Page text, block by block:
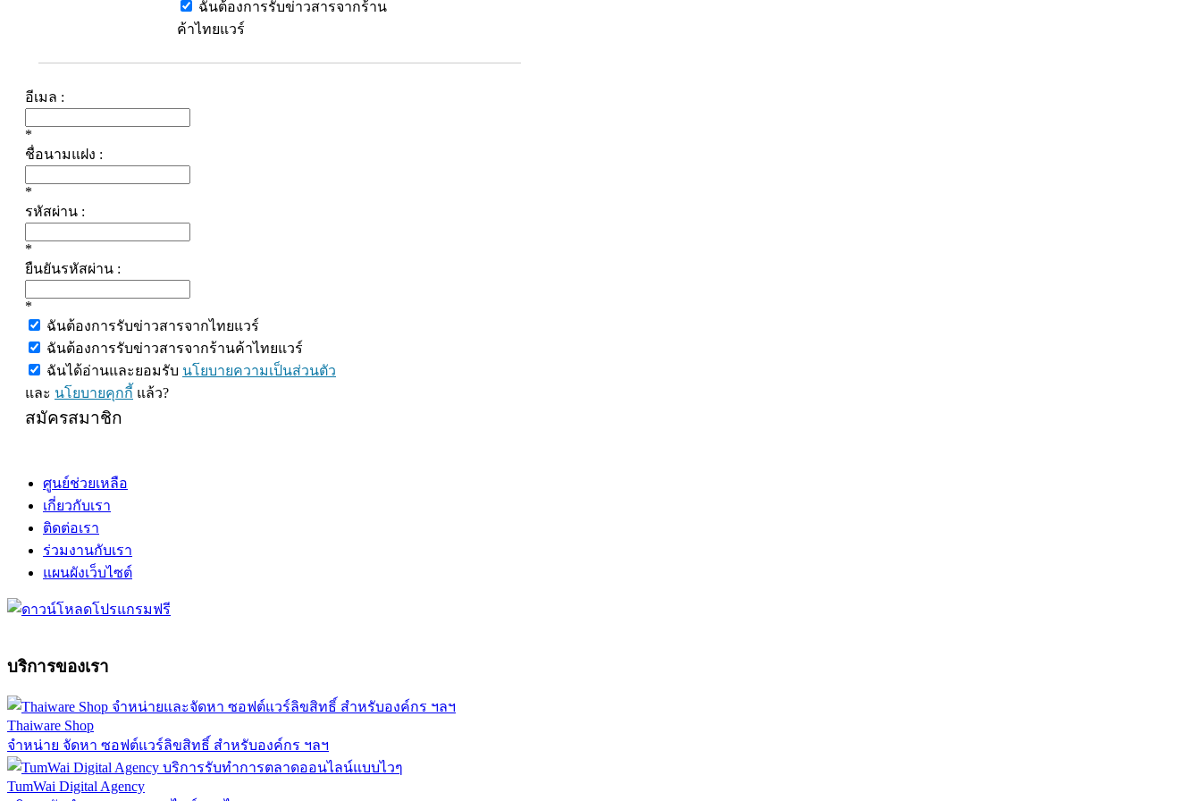
ฉันต้องการรับข่าวสารจากร้าน
ค้าไทยแวร์
อีเมล :
*
ชื่อนามแฝง :
*
รหัสผ่าน :
*
ยืนยันรหัสผ่าน :
*
ฉันต้องการรับข่าวสารจากไทยแวร์
ฉันต้องการรับข่าวสารจากร้านค้าไทยแวร์
ฉันได้อ่านและยอมรับ นโยบายความเป็นส่วนตัว
และ นโยบายคุกกี้ แล้ว?
สมัครสมาชิก
ศูนย์ช่วยเหลือ
เกี่ยวกับเรา
ติดต่อเรา
ร่วมงานกับเรา
แผนผังเว็บไซต์
บริการของเรา
Thaiware Shop
จำหน่าย จัดหา ซอฟต์แวร์ลิขสิทธิ์ สำหรับองค์กร ฯลฯ
TumWai Digital Agency